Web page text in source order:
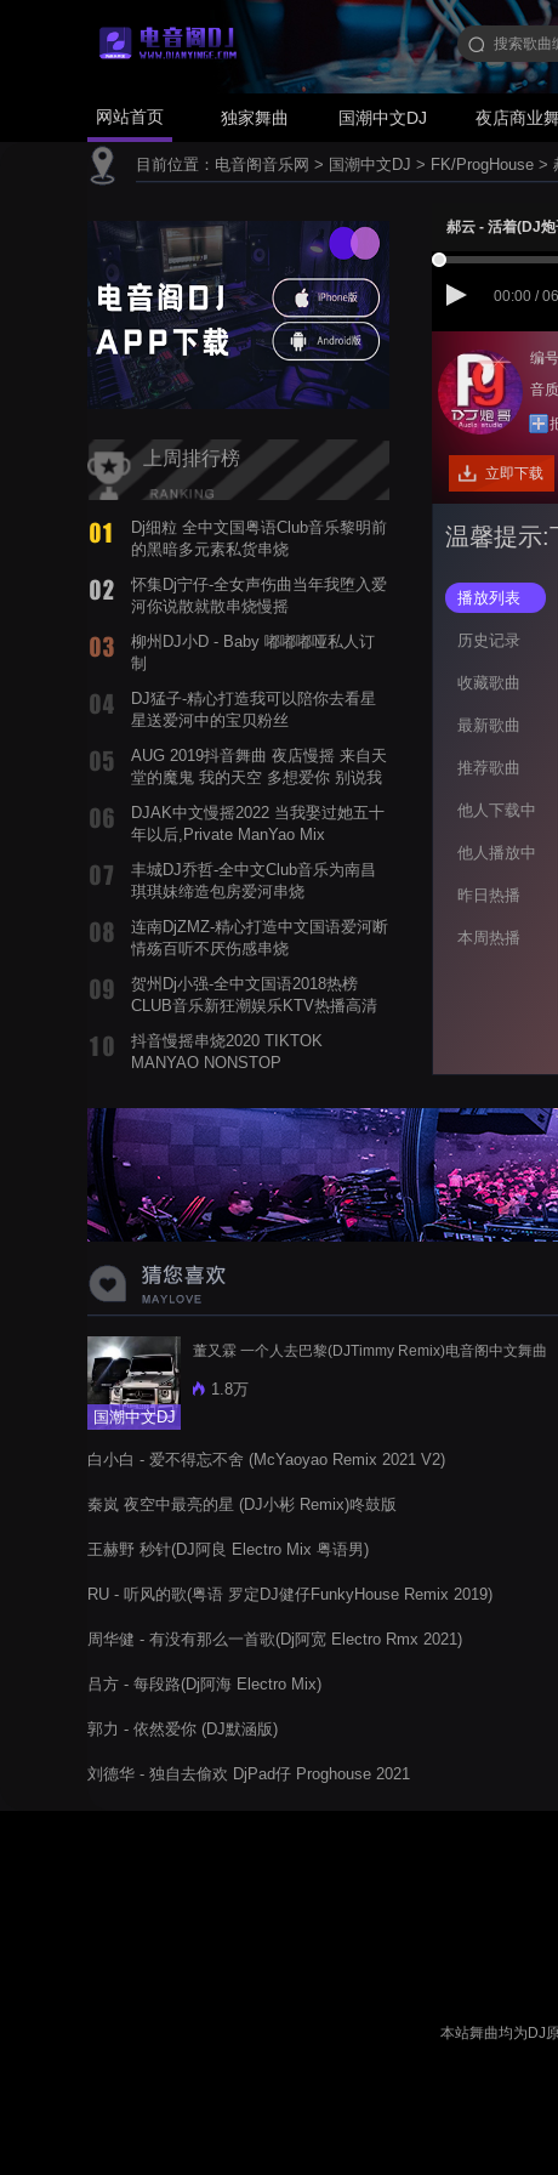
网站首页 独家舞曲 国潮中文DJ 夜店商业
目前位置： 电音阁音乐网 > 国潮中文DJ > FK/ProgHouse >
上周排行榜
Dj细粒 全中文国粤语Club音乐黎明前
的黑暗多元素私货串烧
怀集Dj宁仔-全女声伤曲当年我堕入爱
河你说散就散串烧慢摇
柳州DJ小D - Baby 嘟嘟嘟哑私人订
制
DJ猛子-精心打造我可以陪你去看星
星送爱河中的宝贝粉丝
AUG 2019抖音舞曲 夜店慢摇 来自天
堂的魔鬼 我的天空 多想爱你 别说我
DJAK中文慢摇2022 当我娶过她五十
年以后,Private ManYao Mix
丰城DJ乔哲-全中文Club音乐为南昌
琪琪妹缔造包房爱河串烧
连南DjZMZ-精心打造中文国语爱河断
情殇百听不厌伤感串烧
贺州Dj小强-全中文国语2018热榜
CLUB音乐新狂潮娱乐KTV热播高清
抖音慢摇串烧2020 TIKTOK
MANYAO NONSTOP
蝉爸爸妈妈爱存在夏天的风是想你的
声音啊
郝云 - 活着(DJ
00:00 /
编
音
立即下载
温馨提示:
播放列表
历史记录
收藏歌曲
最新歌曲
推荐歌曲
他人下载中
他人播放中
昨日热播
本周热播
国潮中文DJ
董又霖 一个人去巴黎(DJTimmy Remix)电音阁中文舞曲
1.8万
白小白 - 爱不得忘不舍 (McYaoyao Remix 2021 V2)
秦岚 夜空中最亮的星 (DJ小彬 Remix)咚鼓版
王赫野 秒针(DJ阿良 Electro Mix 粤语男)
RU - 听风的歌(粤语 罗定DJ健仔FunkyHouse Remix 2019)
周华健 - 有没有那么一首歌(Dj阿宽 Electro Rmx 2021)
吕方 - 每段路(Dj阿海 Electro Mix)
郭力 - 依然爱你 (DJ默涵版)
刘德华 - 独自去偷欢 DjPad仔 Proghouse 2021
本站舞曲均为DJ